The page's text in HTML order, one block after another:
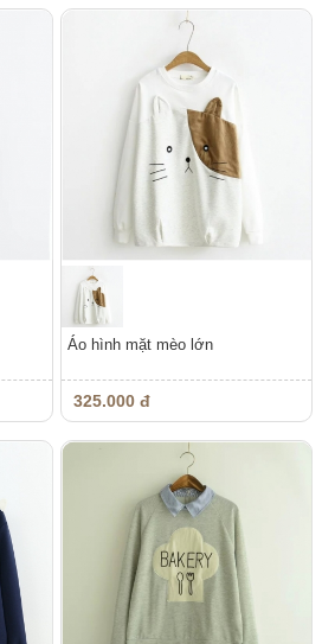
Áo hình mặt mèo lớn
325.000 đ